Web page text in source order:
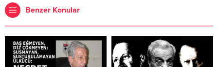
Benzer Konular